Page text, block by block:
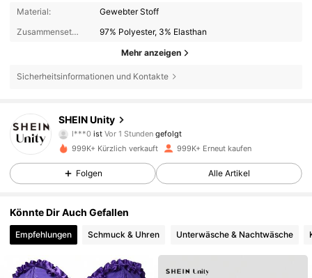
Material:
Gewebter Stoff
Zusammensetzung:
97% Polyester, 3% Elasthan
Mehr anzeigen
Sicherheitsinformationen und Kontakte
SHEIN Unity
l***0 ist Vor 1 Stundengefolgt
j***1ist am Durchsuchen
999K+ Kürzlich verkauft 999K+ Erneut kaufen
Folgen Alle Artikel
Könnte Dir Auch Gefallen
Empfehlungen Schmuck & Uhren Unterwäsche & Nachtwäsche